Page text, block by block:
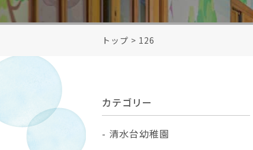
トップ > 126
カテゴリー
清水台幼稚園